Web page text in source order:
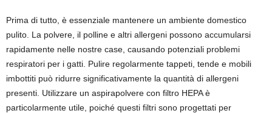
Prima di tutto, è essenziale mantenere un ambiente domestico
pulito. La polvere, il polline e altri allergeni possono accumularsi
rapidamente nelle nostre case, causando potenziali problemi
respiratori per i gatti. Pulire regolarmente tappeti, tende e mobili
imbottiti può ridurre significativamente la quantità di allergeni
presenti. Utilizzare un aspirapolvere con filtro HEPA è
particolarmente utile, poiché questi filtri sono progettati per